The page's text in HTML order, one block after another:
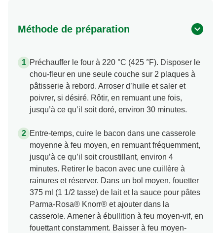
Méthode de préparation
Préchauffer le four à 220 °C (425 °F). Disposer le
chou-fleur en une seule couche sur 2 plaques à
pâtisserie à rebord. Arroser d’huile et saler et
poivrer, si désiré. Rôtir, en remuant une fois,
jusqu’à ce qu’il soit doré, environ 30 minutes.
Entre-temps, cuire le bacon dans une casserole
moyenne à feu moyen, en remuant fréquemment,
jusqu’à ce qu’il soit croustillant, environ 4
minutes. Retirer le bacon avec une cuillère à
rainures et réserver. Dans un bol moyen, fouetter
375 ml (1 1/2 tasse) de lait et la sauce pour pâtes
Parma-Rosa® Knorr® et ajouter dans la
casserole. Amener à ébullition à feu moyen-vif, en
fouettant constamment. Baisser à feu moyen-